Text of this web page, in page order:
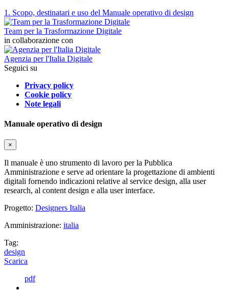
1. Scopo, destinatari e uso del Manuale operativo di design
Team per la Trasformazione Digitale
in collaborazione con
Agenzia per l'Italia Digitale
Seguici su
Privacy policy
Cookie policy
Note legali
Manuale operativo di design
×
Il manuale è uno strumento di lavoro per la Pubblica
Amministrazione e serve ad orientare la progettazione di ambienti
digitali fornendo indicazioni relative al service design, alla user
research, al content design e alla user interface.
Progetto: Designers Italia
Amministrazione: italia
Tag:
design
Scarica
pdf